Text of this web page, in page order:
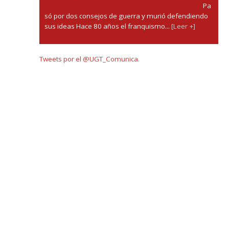
Pa
só por dos consejos de guerra y murió defendiendo
sus ideas Hace 80 años el franquismo... [Leer +]
Tweets por el @UGT_Comunica.